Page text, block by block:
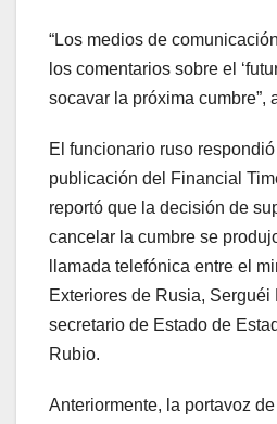
“Los medios de
los comentarios sobre el
socavar la próxima cumbre”,
El funcionario ruso
publicación del Financial
reportó que la decisión de
cancelar la cumbre se
llamada telefónica entre el
Exteriores de Rusia, Serguéi
secretario de Estado de
Rubio.
Anteriormente, la portavoz